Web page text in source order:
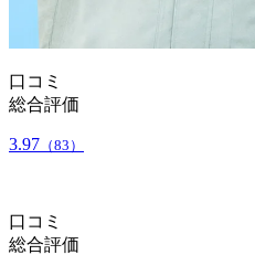
口コミ
総合評価
3.97 （83）
口コミ
総合評価